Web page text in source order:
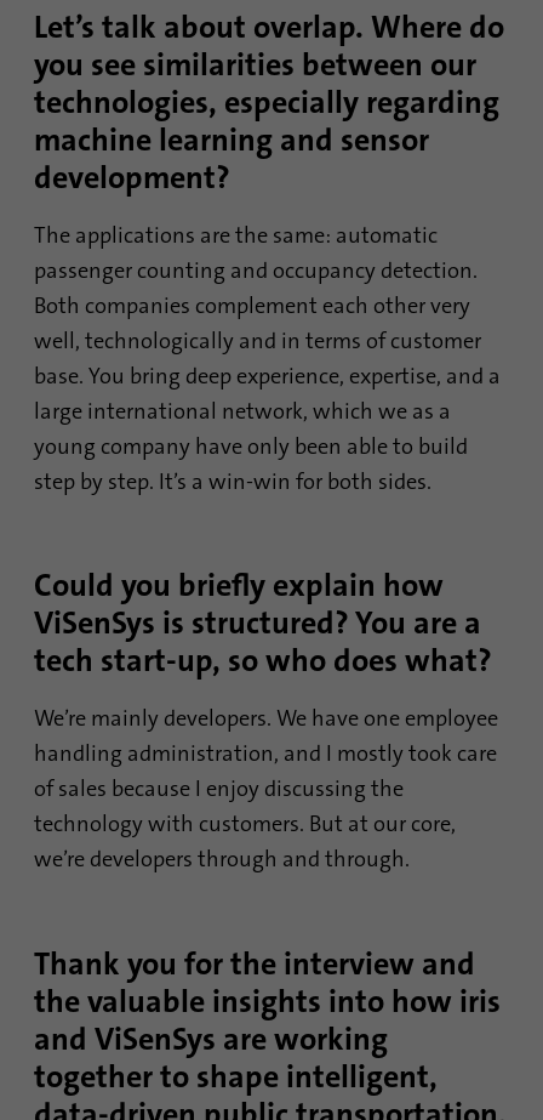
Let’s talk about overlap. Where do
you see similarities between our
technologies, especially regarding
machine learning and sensor
development?
The applications are the same: automatic
passenger counting and occupancy detection.
Both companies complement each other very
well, technologically and in terms of customer
base. You bring deep experience, expertise, and a
large international network, which we as a
young company have only been able to build
step by step. It’s a win-win for both sides.
Could you briefly explain how
ViSenSys is structured? You are a
tech start-up, so who does what?
We’re mainly developers. We have one employee
handling administration, and I mostly took care
of sales because I enjoy discussing the
technology with customers. But at our core,
we’re developers through and through.
Thank you for the interview and
the valuable insights into how iris
and ViSenSys are working
together to shape intelligent,